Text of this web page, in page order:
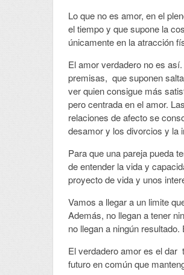
Lo que no es amor, en el
el tiempo y que supone la
únicamente en la atracción
El amor verdadero no es
premisas, que suponen
ver quien consigue más
pero centrada en el amor.
relaciones de afecto se
desamor y los divorcios y la
Para que una pareja pueda
de entender la vida y
proyecto de vida y unos
Vamos a llegar a un limite
Además, no llegan a tener
no llegan a ningún
El verdadero amor es el dar
futuro en común que